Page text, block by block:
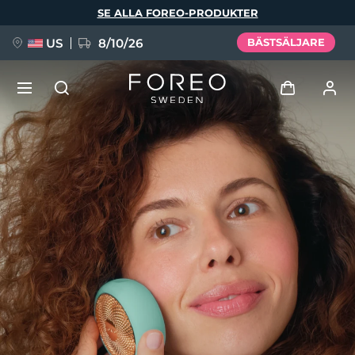
SE ALLA FOREO-PRODUKTER
US 8/10/26 BÄSTSÄLJARE
Logga in
Användarprofil
Mina enheter
Mina beställningar
Mina adresser
Mina prenumerationer
NYHET
FAQ™ Pure Beauty-Tech Elixir
BREAKING NEWS
issa™ Teeth Whitening Set
Språk
English Deutsch
Español
Français
Italiano
Português
Polski
Svenska
Русский
Türkçe
简体中文 繁體中文